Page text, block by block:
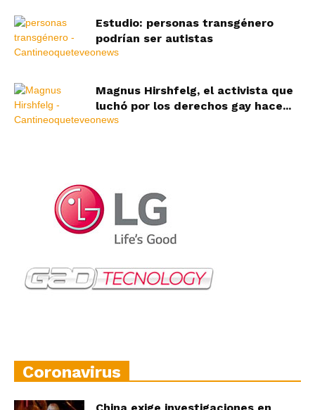
Estudio: personas transgénero
podrían ser autistas
Magnus Hirshfelg, el activista que
luchó por los derechos gay hace...
Coronavirus